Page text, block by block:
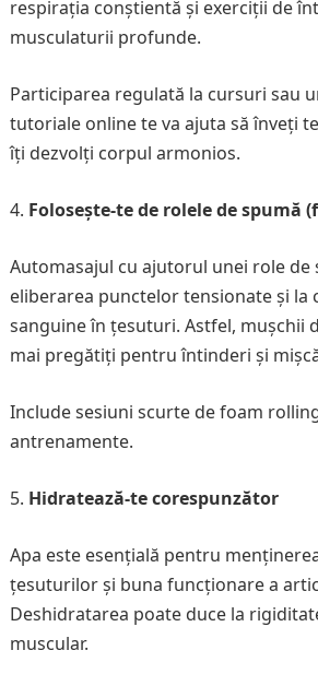
respirația conștientă și exerciții de
musculaturii profunde.
Participarea regulată la cursuri sau
tutoriale online te va ajuta să înveți
îți dezvolți corpul armonios.
Folosește-te de rolele de spumă
Automasajul cu ajutorul unei role de
eliberarea punctelor tensionate și la
sanguine în țesuturi. Astfel, mușchii
mai pregătiți pentru întinderi și
Include sesiuni scurte de foam
antrenamente.
Hidratează-te corespunzător
Apa este esențială pentru
țesuturilor și buna funcționare a
Deshidratarea poate duce la
muscular.